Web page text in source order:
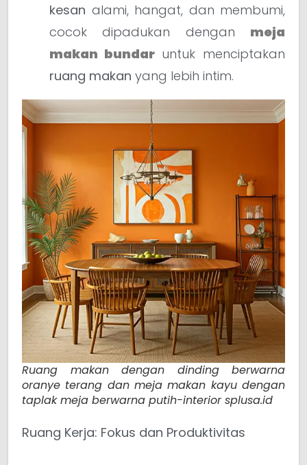
kesan alami, hangat, dan membumi,
cocok dipadukan dengan meja
makan bundar untuk menciptakan
ruang makan yang lebih intim.
Ruang makan dengan dinding berwarna
oranye terang dan meja makan kayu dengan
taplak meja berwarna putih-interior splusa.id
Ruang Kerja: Fokus dan Produktivitas